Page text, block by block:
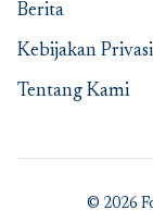
Berita
Kebijakan Privasi
Tentang Kami
© 2026